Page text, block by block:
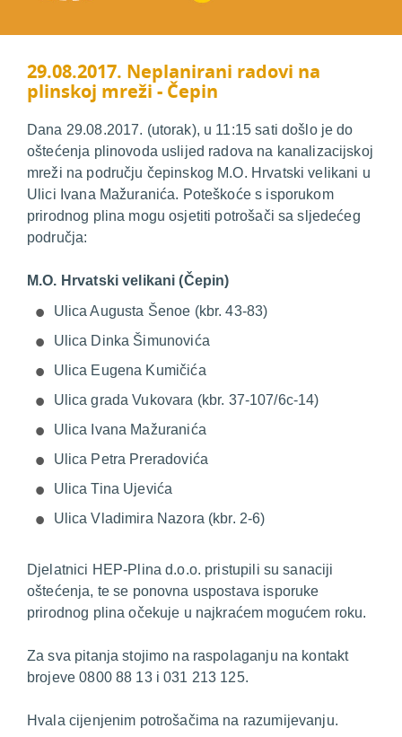
29.08.2017. Neplanirani radovi na
plinskoj mreži - Čepin
Dana 29.08.2017. (utorak), u 11:15 sati došlo je do
oštećenja plinovoda uslijed radova na kanalizacijskoj
mreži na području čepinskog M.O. Hrvatski velikani u
Ulici Ivana Mažuranića. Poteškoće s isporukom
prirodnog plina mogu osjetiti potrošači sa sljedećeg
područja:
M.O. Hrvatski velikani (Čepin)
Ulica Augusta Šenoe (kbr. 43-83)
Ulica Dinka Šimunovića
Ulica Eugena Kumičića
Ulica grada Vukovara (kbr. 37-107/6c-14)
Ulica Ivana Mažuranića
Ulica Petra Preradovića
Ulica Tina Ujevića
Ulica Vladimira Nazora (kbr. 2-6)
Djelatnici HEP-Plina d.o.o. pristupili su sanaciji
oštećenja, te se ponovna uspostava isporuke
prirodnog plina očekuje u najkraćem mogućem roku.
Za sva pitanja stojimo na raspolaganju na kontakt
brojeve 0800 88 13 i 031 213 125.
Hvala cijenjenim potrošačima na razumijevanju.